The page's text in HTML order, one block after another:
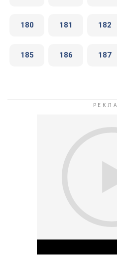
180 181 182
185 186 187